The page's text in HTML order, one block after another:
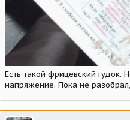
Есть такой фрицевский гудок.
напряжение. Пока не